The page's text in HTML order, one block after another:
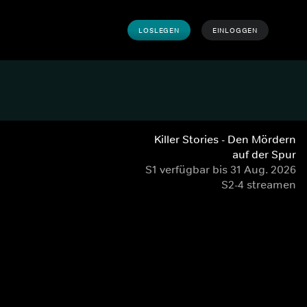
LOSLEGEN EINLOGGEN
Killer Stories - Den Mördern
auf der Spur
S1 verfügbar bis 31 Aug. 2026
S2-4 streamen